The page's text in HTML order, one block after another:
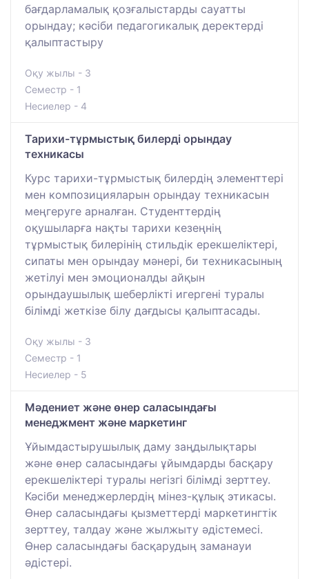
бағдарламалық қозғалыстарды сауатты
орындау; кәсіби педагогикалық деректерді
қалыптастыру
Оқу жылы - 3
Семестр - 1
Несиелер - 4
Тарихи-тұрмыстық билерді орындау
техникасы
Курс тарихи-тұрмыстық билердің элементтері
мен композицияларын орындау техникасын
меңгеруге арналған. Студенттердің
оқушыларға нақты тарихи кезеңнің
тұрмыстық билерінің стильдік ерекшеліктері,
сипаты мен орындау мәнері, би техникасының
жетілуі мен эмоционалды айқын
орындаушылық шеберлікті игергені туралы
білімді жеткізе білу дағдысы қалыптасады.
Оқу жылы - 3
Семестр - 1
Несиелер - 5
Мәдениет және өнер саласындағы
менеджмент және маркетинг
Ұйымдастырушылық даму заңдылықтары
және өнер саласындағы ұйымдарды басқару
ерекшеліктері туралы негізгі білімді зерттеу.
Кәсіби менеджерлердің мінез-құлық этикасы.
Өнер саласындағы қызметтерді маркетингтік
зерттеу, талдау және жылжыту әдістемесі.
Өнер саласындағы басқарудың заманауи
әдістері.